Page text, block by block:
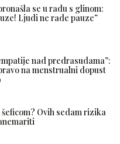
se u radu s glinom:
Ljudi ne rade pauze”
nad predrasudama”:
na menstrualni dopust
Ovih sedam rizika